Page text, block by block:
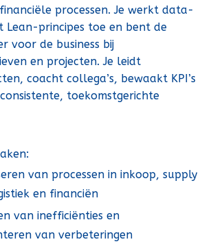
processen. Je werkt data-
Lean-principes toe en bent de
voor de business bij
en projecten. Je leidt
coacht collega’s, bewaakt KPI’s
toekomstgerichte
van processen in inkoop, supply
en financiën
van inefficiënties en
van verbeteringen